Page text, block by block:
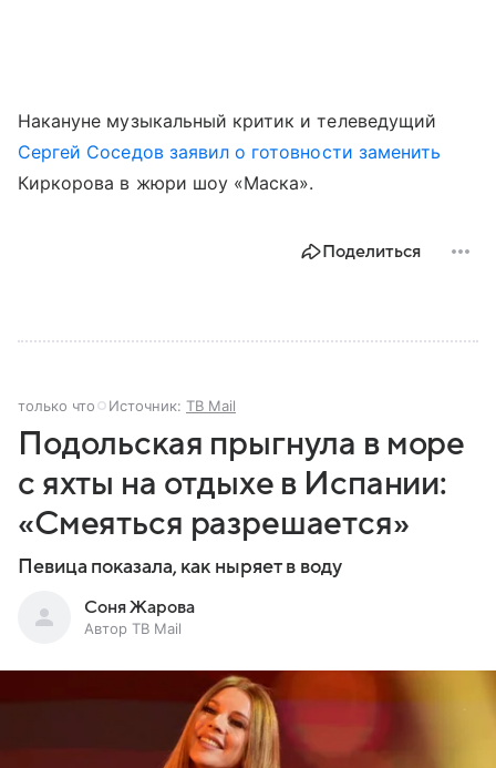
Накануне музыкальный критик и телеведущий
Сергей Соседов заявил о готовности заменить
Киркорова в жюри шоу «Маска».
Поделиться
только что Источник: ТВ Mail
Подольская прыгнула в море
с яхты на отдыхе в Испании:
«Смеяться разрешается»
Певица показала, как ныряет в воду
Соня Жарова
Автор ТВ Mail